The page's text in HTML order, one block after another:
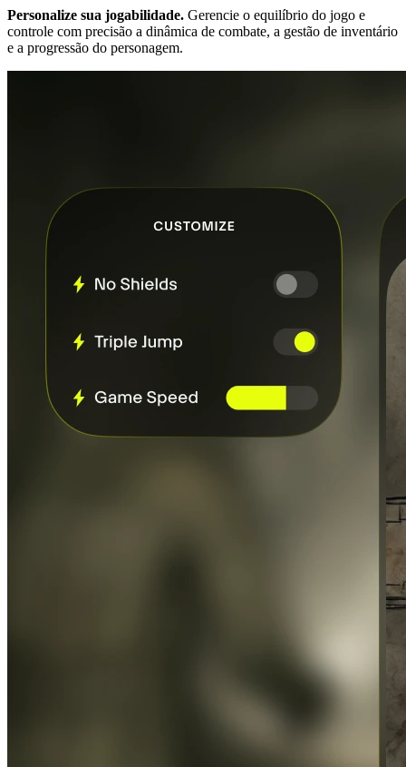
Personalize sua jogabilidade. Gerencie o equilíbrio do jogo e
controle com precisão a dinâmica de combate, a gestão de inventário
e a progressão do personagem.